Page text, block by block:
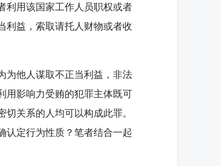
利用该国家工作人员职权或者
利益，索取请托人财物或者收
他人谋取不正当利益，非法
用影响力受贿的犯罪主体既可
关系的人均可以构成此罪。
认定行为性质？笔者结合一起